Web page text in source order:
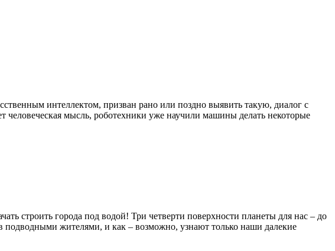
интеллектом, призван рано или поздно выявить такую, диалог с
человеческая мысль, роботехники уже научили машины делать некоторые
строить города под водой! Три четверти поверхности планеты для нас – до
жителями, и как – возможно, узнают только наши далекие